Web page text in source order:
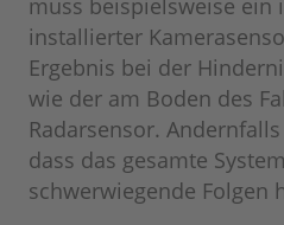
muss beispielsweise ein
installierter
Ergebnis bei der
wie der am Boden des
Radarsensor.
dass das gesamte
schwerwiegende Folgen